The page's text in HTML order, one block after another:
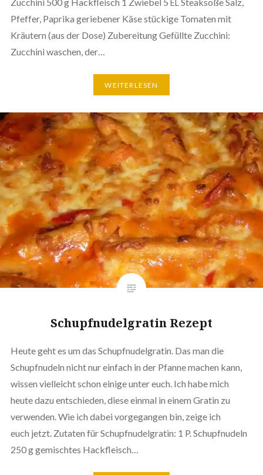
Zucchini 500 g Hack­fleisch 1 Zwiebel 5 ELSteaksoße Salz,
Pfeffer, Paprika gerie­be­ner Käse stückige Tomaten mit
Kräutern (aus der Dose) Zube­rei­tung Gefüllte Zucchini:
Zucchini waschen, der…
WEI­TER­LE­SEN
Schupf­nu­del­gra­tin Rezept
Heute geht es um das Schupf­nu­del­gra­tin. Das man die
Schupf­nu­deln nicht nur einfach in der Pfanne machen kann,
wissen viel­leicht schon einige unter euch. Ich habe mich
heute dazu ent­schie­den, diese einmal in einem Gratin zu
verwenden. Wie ich dabei vor­ge­gan­gen bin, zeige ich
euch jetzt. Zutaten für Schupf­nu­del­gra­tin: 1 P. Schupf­nu­deln
250 g gemisch­tes Hackfleisch…